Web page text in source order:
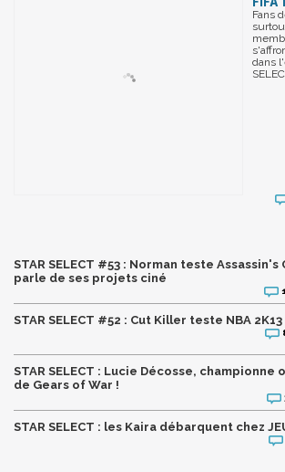
Fans
dans
STAR SELECT #53 : Norman teste
parle de ses projets ciné
STAR SELECT #52 : Cut Killer teste NBA 2K13
STAR SELECT : Lucie Décosse, championne
de Gears of War !
STAR SELECT : les Kaira débarquent chez